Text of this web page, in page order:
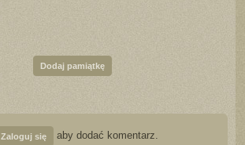
Dodaj pamiątkę
Zaloguj się aby dodać komentarz.